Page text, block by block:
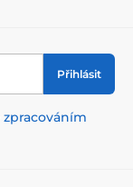
Přihlásit
zpracováním